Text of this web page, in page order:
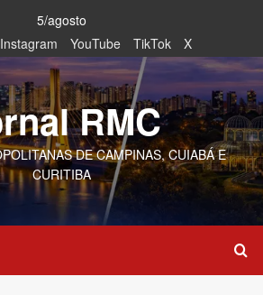
5/agosto
Instagram YouTube TikTok X
RMC
DE CAMPINAS, CUIABÁ E
CURITIBA